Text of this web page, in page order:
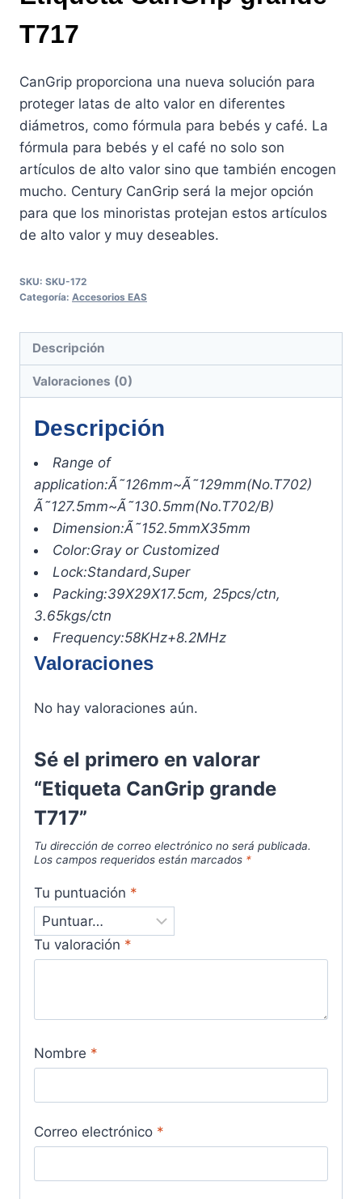
T717
CanGrip proporciona una nueva solución para
proteger latas de alto valor en diferentes
diámetros, como fórmula para bebés y café. La
fórmula para bebés y el café no solo son
artículos de alto valor sino que también encogen
mucho. Century CanGrip será la mejor opción
para que los minoristas protejan estos artículos
de alto valor y muy deseables.
SKU: SKU-172
Categoría: Accesorios EAS
Descripción
Valoraciones (0)
Descripción
Range of
application:Ã˜126mm~Ã˜129mm(No.T702)
Ã˜127.5mm~Ã˜130.5mm(No.T702/B)
Dimension:Ã˜152.5mmX35mm
Color:Gray or Customized
Lock:Standard,Super
Packing:39X29X17.5cm, 25pcs/ctn,
3.65kgs/ctn
Frequency:58KHz+8.2MHz
Valoraciones
No hay valoraciones aún.
Sé el primero en valorar
“Etiqueta CanGrip grande
T717”
Tu dirección de correo electrónico no será publicada.
Los campos requeridos están marcados *
Tu puntuación *
Tu valoración *
Nombre *
Correo electrónico *